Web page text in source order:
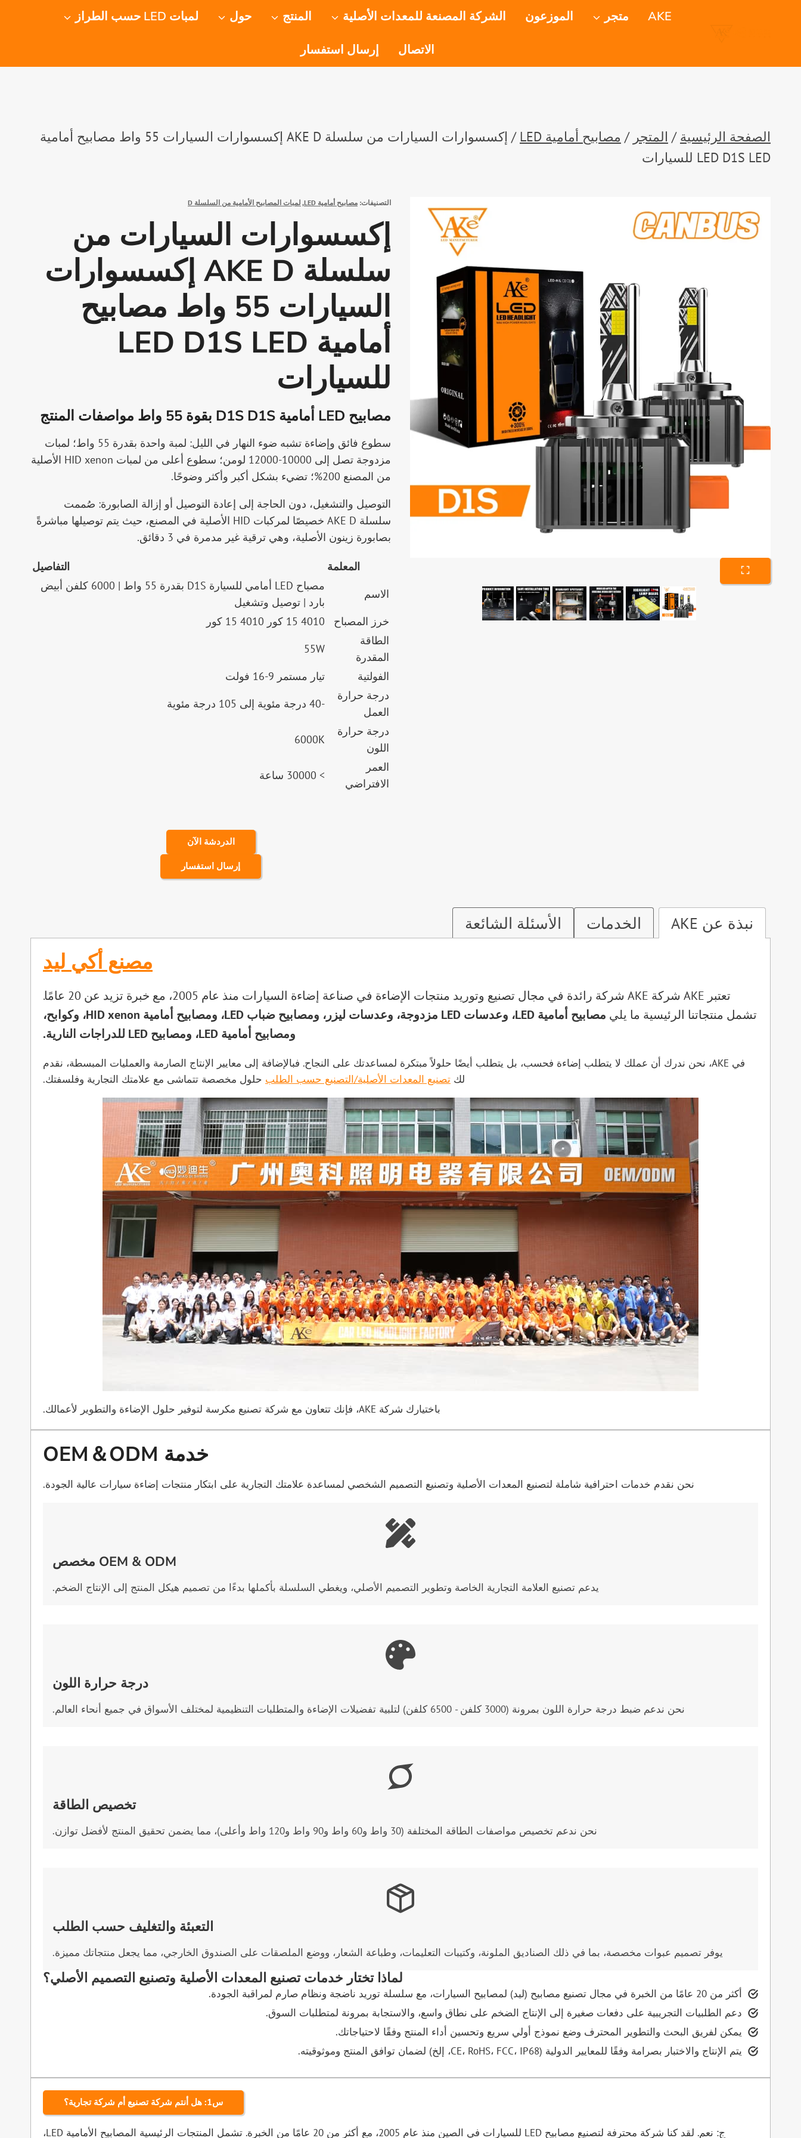
AKE متجر الموزعون الشركة المصنعة للمعدات الأصلية المنتج حول لمبات LED حسب الطراز
الاتصال إرسال استفسار
الصفحة الرئيسية / المتجر / مصابيح أمامية LED /
إكسسوارات السيارات من سلسلة AKE D إكسسوارات السيارات 55 واط مصابيح أمامية
LED D1S LED للسيارات
التصنيفات: مصابيح أمامية LED , لمبات المصابيح الأمامية من السلسلة D
إكسسوارات السيارات من
سلسلة AKE D إكسسوارات
السيارات 55 واط مصابيح
أمامية LED D1S LED
للسيارات
مصابيح LED أمامية D1S D1S بقوة 55 واط مواصفات المنتج
سطوع فائق وإضاءة تشبه ضوء النهار في الليل: لمبة واحدة بقدرة 55 واط؛ لمبات
مزدوجة تصل إلى 10000-12000 لومن؛ سطوع أعلى من لمبات HID xenon الأصلية
من المصنع 200%؛ تضيء بشكل أكبر وأكثر وضوحًا.
التوصيل والتشغيل، دون الحاجة إلى إعادة التوصيل أو إزالة الصابورة: صُممت
سلسلة AKE D خصيصًا لمركبات HID الأصلية في المصنع، حيث يتم توصيلها مباشرةً
بصابورة زينون الأصلية، وهي ترقية غير مدمرة في 3 دقائق.
المعلمة
التفاصيل
الاسم
مصباح LED أمامي للسيارة D1S بقدرة 55 واط | 6000 كلفن أبيض
بارد | توصيل وتشغيل
خرز المصباح
4010 15 كور 4010 15 كور
الطاقة
المقدرة
55W
الفولتية
تيار مستمر 9-16 فولت
درجة حرارة
العمل
-40 درجة مئوية إلى 105 درجة مئوية
درجة حرارة
اللون
6000K
العمر
الافتراضي
> 30000 ساعة
الدردشة الآن
إرسال استفسار
نبذة عن AKE الخدمات الأسئلة الشائعة
مصنع أكي ليد
تعتبر AKE شركة AKE شركة رائدة في مجال تصنيع وتوريد منتجات الإضاءة في صناعة إضاءة السيارات منذ عام 2005، مع خبرة تزيد عن 20 عامًا.
تشمل منتجاتنا الرئيسية ما يلي
مصابيح أمامية LED، وعدسات LED مزدوجة، وعدسات ليزر، ومصابيح ضباب LED، ومصابيح أمامية HID xenon، وكوابح،
ومصابيح أمامية LED، ومصابيح LED للدراجات النارية.
في AKE، نحن ندرك أن عملك لا يتطلب إضاءة فحسب، بل يتطلب أيضًا حلولاً مبتكرة لمساعدتك على النجاح. فبالإضافة إلى معايير الإنتاج الصارمة والعمليات المبسطة، نقدم
لك تصنيع المعدات الأصلية/التصنيع حسب الطلب حلول مخصصة تتماشى مع علامتك التجارية وفلسفتك.
باختيارك شركة AKE، فإنك تتعاون مع شركة تصنيع مكرسة لتوفير حلول الإضاءة والتطوير لأعمالك.
خدمة OEM＆ODM
نحن نقدم خدمات احترافية شاملة لتصنيع المعدات الأصلية وتصنيع التصميم الشخصي لمساعدة علامتك التجارية على ابتكار منتجات إضاءة سيارات عالية الجودة.
OEM & ODM مخصص
يدعم تصنيع العلامة التجارية الخاصة وتطوير التصميم الأصلي، ويغطي السلسلة بأكملها بدءًا من تصميم هيكل المنتج إلى الإنتاج الضخم.
درجة حرارة اللون
نحن ندعم ضبط درجة حرارة اللون بمرونة (3000 كلفن - 6500 كلفن) لتلبية تفضيلات الإضاءة والمتطلبات التنظيمية لمختلف الأسواق في جميع أنحاء العالم.
تخصيص الطاقة
نحن ندعم تخصيص مواصفات الطاقة المختلفة (30 واط و60 واط و90 واط و120 واط وأعلى)، مما يضمن تحقيق المنتج لأفضل توازن.
التعبئة والتغليف حسب الطلب
يوفر تصميم عبوات مخصصة، بما في ذلك الصناديق الملونة، وكتيبات التعليمات، وطباعة الشعار، ووضع الملصقات على الصندوق الخارجي، مما يجعل منتجاتك مميزة.
لماذا تختار خدمات تصنيع المعدات الأصلية وتصنيع التصميم الأصلي؟
أكثر من 20 عامًا من الخبرة في مجال تصنيع مصابيح (ليد) لمصابيح السيارات، مع سلسلة توريد ناضجة ونظام صارم لمراقبة الجودة.
دعم الطلبيات التجريبية على دفعات صغيرة إلى الإنتاج الضخم على نطاق واسع، والاستجابة بمرونة لمتطلبات السوق.
يمكن لفريق البحث والتطوير المحترف وضع نموذج أولي سريع وتحسين أداء المنتج وفقًا لاحتياجاتك.
يتم الإنتاج والاختبار بصرامة وفقًا للمعايير الدولية (CE، RoHS، FCC، IP68، إلخ) لضمان توافق المنتج وموثوقيته.
س1: هل أنتم شركة تصنيع أم شركة تجارية؟
ج: نعم. لقد كنا شركة محترفة لتصنيع مصابيح LED للسيارات في الصين منذ عام 2005، مع أكثر من 20 عامًا من الخبرة. تشمل المنتجات الرئيسية المصابيح الأمامية LED،